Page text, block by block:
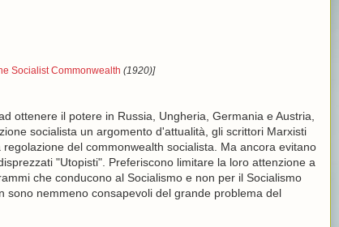
Socialist Commonwealth (1920)]
ottenere il potere in Russia, Ungheria, Germania e Austria,
socialista un argomento d'attualità, gli scrittori Marxisti
del commonwealth socialista. Ma ancora evitano
"Utopisti". Preferiscono limitare la loro attenzione a
che conducono al Socialismo e non per il Socialismo
sono nemmeno consapevoli del grande problema del